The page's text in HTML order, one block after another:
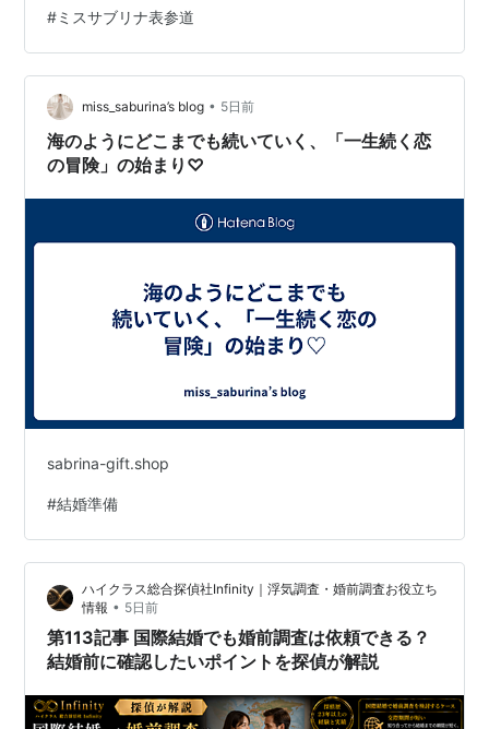
#ミスサブリナ表参道
miss_saburina’s blog • 5日前
海のようにどこまでも続いていく、「一生続く恋
の冒険」の始まり♡
sabrina-gift.shop
#結婚準備
ハイクラス総合探偵社Infinity｜浮気調査・婚前調査お役立ち
情報 • 5日前
第113記事 国際結婚でも婚前調査は依頼できる？
結婚前に確認したいポイントを探偵が解説